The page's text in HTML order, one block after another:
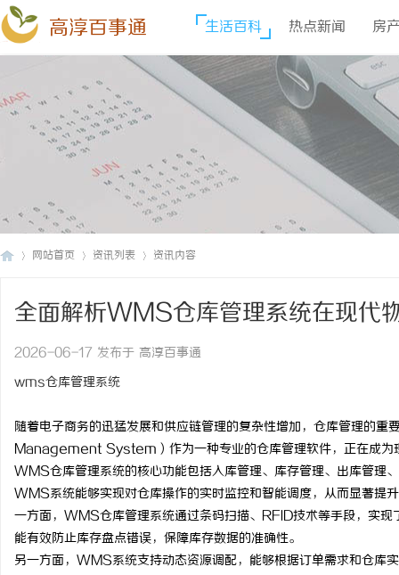
高淳百事通 生活百科 热点新闻 房
网站首页 资讯列表 资讯内容
全面解析WMS仓库管理系统在现代
2026-06-17 发布于 高淳百事通
wms仓库管理系统
随着电子商务的迅猛发展和供应链管理的复杂性增加，仓库管理的
Management System）作为一种专业的仓库管理软件，正在成为
WMS仓库管理系统的核心功能包括入库管理、库存管理、出库管理
WMS系统能够实现对仓库操作的实时监控和智能调度，从而显著提
一方面，WMS仓库管理系统通过条码扫描、RFID技术等手段，实
能有效防止库存盘点错误，保障库存数据的准确性。
另一方面，WMS系统支持动态资源调配，能够根据订单需求和仓库